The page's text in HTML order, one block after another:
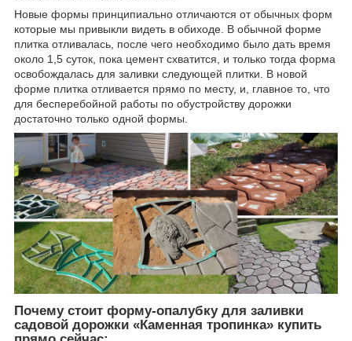
Новые формы принципиально отличаются от обычных форм
которые мы привыкли видеть в обиходе. В обычной форме
плитка отливалась, после чего необходимо было дать время
около 1,5 суток, пока цемент схватится, и только тогда форма
освобождалась для заливки следующей плитки. В новой
форме плитка отливается прямо по месту, и, главное то, что
для бесперебойной работы по обустройству дорожки
достаточно только одной формы.
Почему стоит форму-опалубку для заливки
садовой дорожки «Каменная тропинка» купить